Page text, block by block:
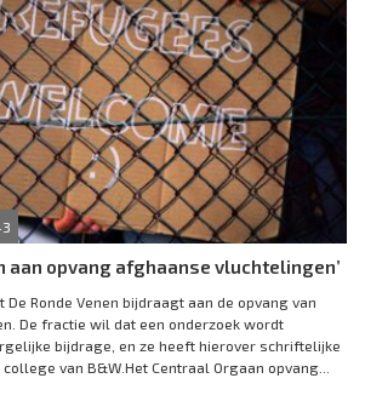
aan opvang afghaanse vluchtelingen’
De Ronde Venen bijdraagt aan de opvang van
De fractie wil dat een onderzoek wordt
bijdrage, en ze heeft hierover schriftelijke
van B&W.Het Centraal Orgaan opvang...